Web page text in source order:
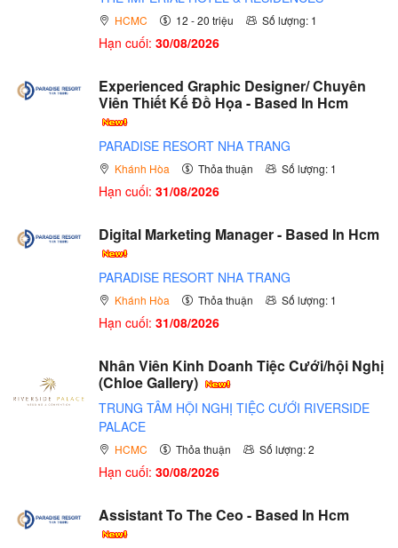
HCMC 12 - 20 triệu Số lượng: 1
Hạn cuối: 30/08/2026
Experienced Graphic Designer/ Chuyên
Viên Thiết Kế Đồ Họa - Based In Hcm
PARADISE RESORT NHA TRANG
Khánh Hòa Thỏa thuận Số lượng: 1
Hạn cuối: 31/08/2026
Digital Marketing Manager - Based In Hcm
PARADISE RESORT NHA TRANG
Khánh Hòa Thỏa thuận Số lượng: 1
Hạn cuối: 31/08/2026
Nhân Viên Kinh Doanh Tiệc Cưới/hội Nghị
(Chloe Gallery)
TRUNG TÂM HỘI NGHỊ TIỆC CƯỚI RIVERSIDE
PALACE
HCMC Thỏa thuận Số lượng: 2
Hạn cuối: 30/08/2026
Assistant To The Ceo - Based In Hcm